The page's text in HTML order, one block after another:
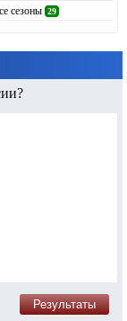
сезоны 29